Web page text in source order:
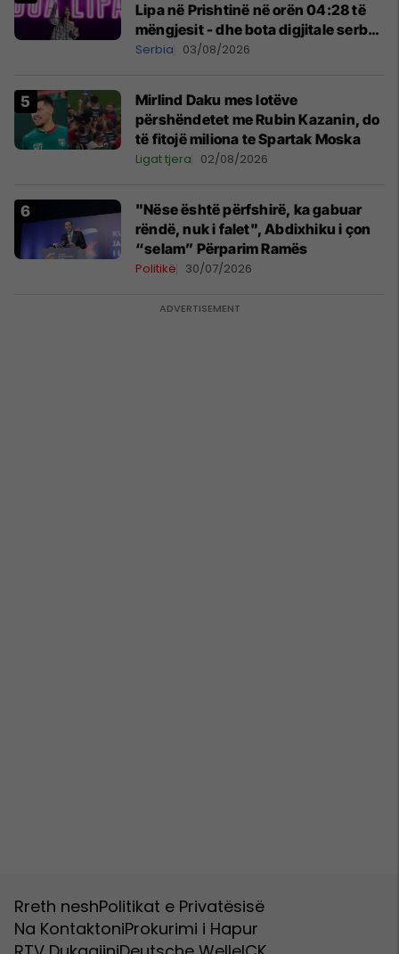
Lipa në Prishtinë në orën 04:28 të
mëngjesit - dhe bota digjitale serbe
shpall gjendjen e luftës
Serbia 03/08/2026
Mirlind Daku mes lotëve
përshëndetet me Rubin Kazanin, do
të fitojë miliona te Spartak Moska
Ligat tjera 02/08/2026
"Nëse është përfshirë, ka gabuar
rëndë, nuk i falet", Abdixhiku i çon
“selam” Përparim Ramës
Politikë 30/07/2026
Rreth neshPolitikat e Privatësisë
Na KontaktoniProkurimi i Hapur